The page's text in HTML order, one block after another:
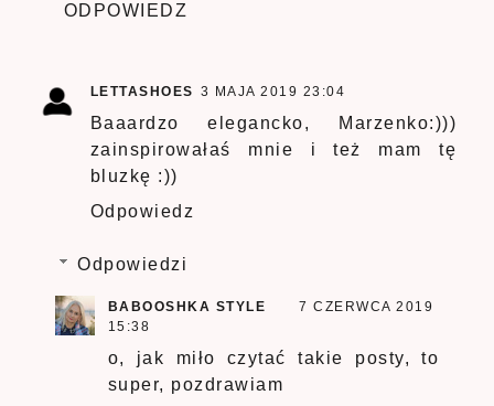
ODPOWIEDZ
LETTASHOES 3 MAJA 2019 23:04
Baaardzo elegancko, Marzenko:)))
zainspirowałaś mnie i też mam tę
bluzkę :))
Odpowiedz
Odpowiedzi
BABOOSHKA STYLE
7 CZERWCA 2019
15:38
o, jak miło czytać takie posty, to
super, pozdrawiam